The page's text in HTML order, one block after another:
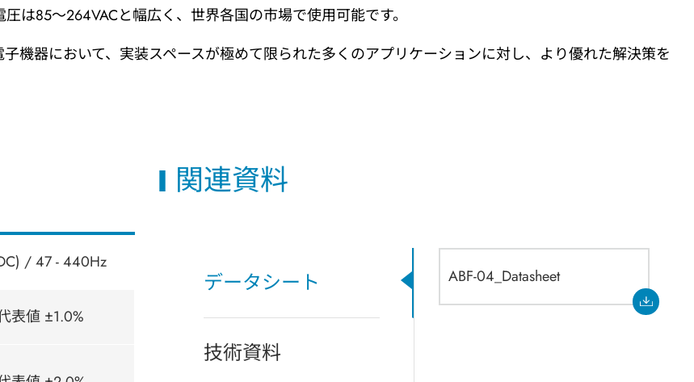
は85～264VACと幅広く、世界各国の市場で使用可能です。
機器において、実装スペースが極めて限られた多くのアプリケーションに対し、より優れた解決策を
/ 47 - 440Hz
表値 ±1.0%
関連資料
データシート
技術資料
ABF-04_Datasheet